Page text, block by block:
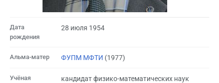
Дата
рождения
28 июля 1954
Альма-матер ФУПМ МФТИ (1977)
Учёная
кандидат физико-математических наук